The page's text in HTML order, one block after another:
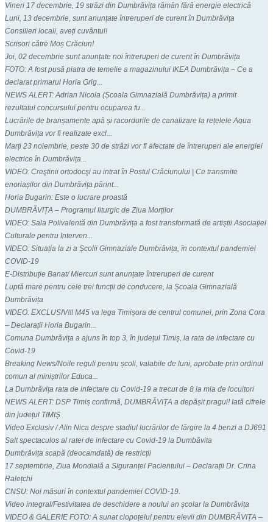
Vineri 17 decembrie, 19 străzi din Dumbrăvița rămân fără energie electrică
Luni, 13 decembrie, sunt anunțate întreruperi de curent în Dumbrăvița
Consilieri locali, aveți cuvântul!
Scrisori către Moș Crăciun!
Joi, 02 decembrie sunt anunțate noi întreruperi de curent în Dumbrăvița
FOTO: A fost pusă piatra de temelie a magazinului IKEA Dumbrăvița – Ce a
declarat primarul Horia Grig...
NEWS ALERT: Adrian Nicola (Școala Gimnazială Dumbrăvița) a primit
rezultatul concursului pentru ocuparea fu...
Lucrările de branșamente apă și racordurile de canalizare la rețelele Aqua
Dumbrăvița vor fi realizate excl...
Marți 23 noiembrie, peste 30 de străzi vor fi afectate de întreruperi ale energiei
electrice în Dumbrăvița...
VIDEO: Creştinii ortodocşi au intrat în Postul Crăciunului | Ce transmite
enoriașilor din Dumbrăvița părint...
Horia Bugarin: Este o lucrare proastă
DUMBRĂVIȚA – Programul liturgic de Ziua Morților
VIDEO: Sala Polivalentă din Dumbrăvița a fost transformată de artiștii Asociației
Culturale pentru Interven...
VIDEO: Situația la zi a Școlii Gimnaziale Dumbrăvița, în contextul pandemiei
COVID-19
E-Distribuție Banat/ Miercuri sunt anunțate întreruperi de curent
Luptă mare pentru cele trei funcții de conducere, la Școala Gimnazială
Dumbrăvița
VIDEO: EXCLUSIV!!! M45 va lega Timișora de centrul comunei, prin Zona Cora
– Declarații Horia Bugarin...
Comuna Dumbrăvița a ajuns în top 3, în județul Timiș, la rata de infectare cu
Covid-19
Breaking News/Noile reguli pentru școli, valabile de luni, aprobate prin ordinul
comun al miniștrilor Educa...
La Dumbrăvița rata de infectare cu Covid-19 a trecut de 8 la mia de locuitori
NEWS ALERT: DSP Timiș confirmă, DUMBRĂVIȚA a depășit pragul! Iată cifrele
din județul TIMIȘ
Video Exclusiv / Alin Nica despre stadiul lucrărilor de lărgire la 4 benzi a DJ691
Salt spectaculos al ratei de infectare cu Covid-19 la Dumbăvita
Dumbrăvița scapă (deocamdată) de restricții
17 septembrie, Ziua Mondială a Siguranței Pacientului – Declarații Dr. Crina
Ralețchi
CNSU: Noi măsuri în contextul pandemiei COVID-19.
Video integral/Festivitatea de deschidere a noului an școlar la Dumbrăvița
VIDEO & GALERIE FOTO: A sunat clopoțelul pentru elevii din DUMBRĂVIȚA –